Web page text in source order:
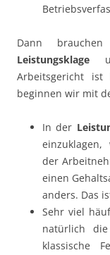
Dann
Leistungsklage
Arbeitsgericht ist
beginnen wir mit
In der
einzuklagen,
der
einen
anders. Das
Sehr viel
natürlich
klassische